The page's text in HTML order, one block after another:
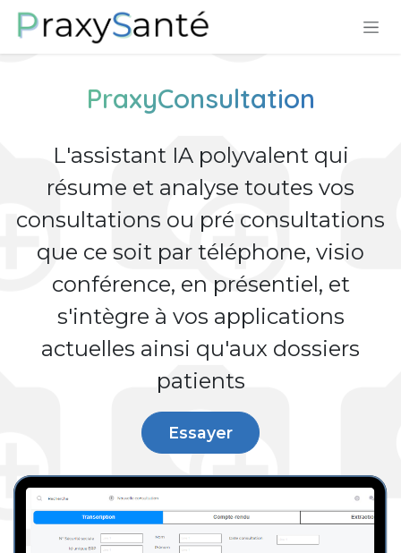
Se rendre au contenu
PraxyConsultation
L'assistant IA polyvalent qui
résume et analyse toutes vos
consultations ou pré consultations
que ce soit par téléphone, visio
conférence, en présentiel, et
s'intègre à vos applications
actuelles ainsi qu'aux dossiers
patients
Essayer